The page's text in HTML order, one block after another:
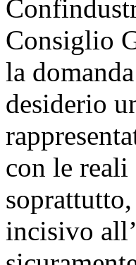
Consiglio
la
desiderio
con le reali
incisivo